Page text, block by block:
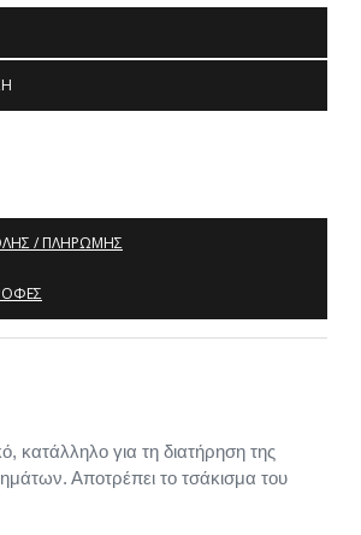
/ ΠΛΗΡΩΜΉΣ
κατάλληλο για τη διατήρηση της
Αποτρέπει το τσάκισμα του